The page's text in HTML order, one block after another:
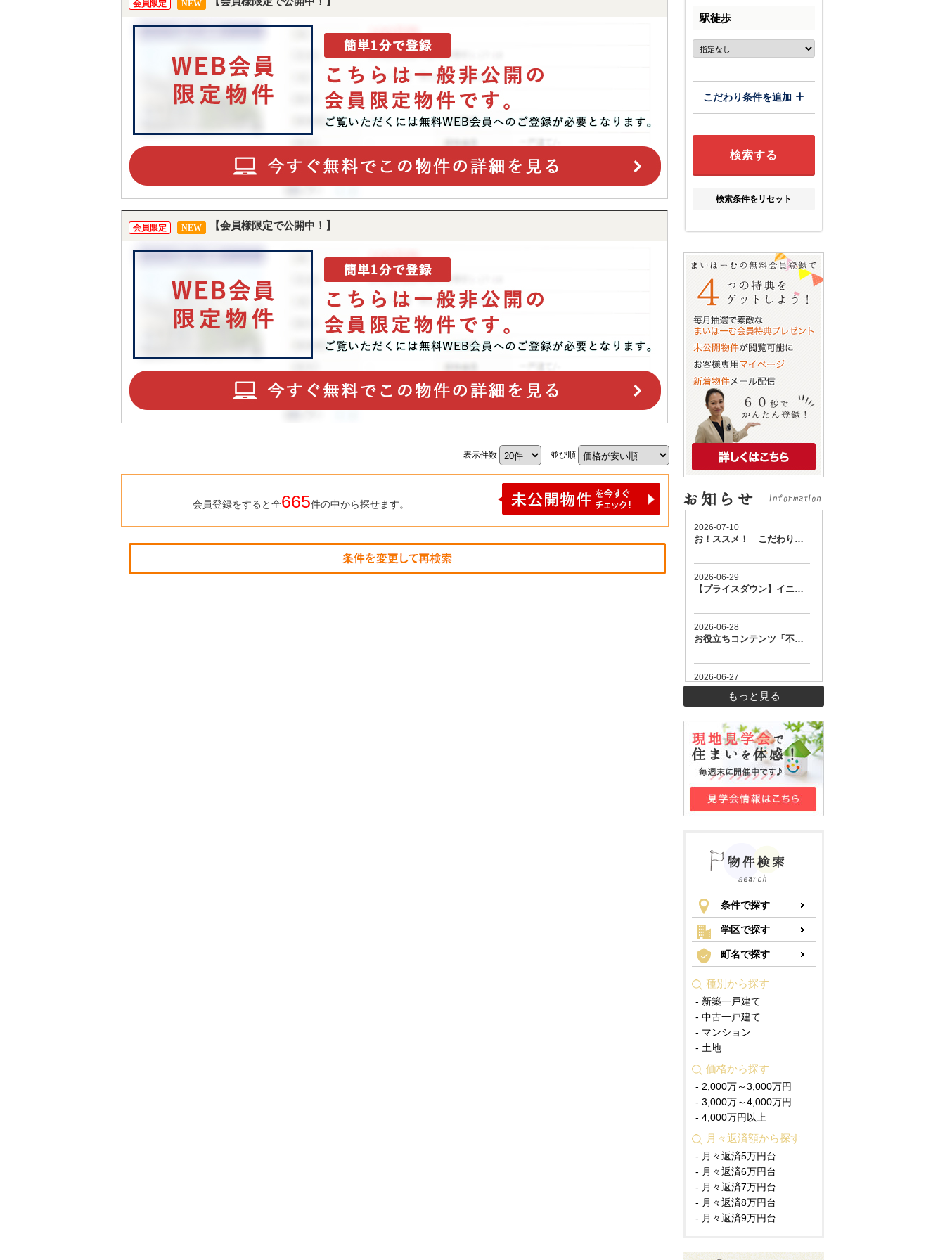
会員限定 NEW
会員限定 NEW 【会員様限定で公開中！】
表示件数 並び順
会員登録をすると全665件の中から探せます。
駅徒歩
こだわり条件を追加
検索条件をリセット
もっと見る
条件で探す
学区で探す
町名で探す
種別から探す
- 新築一戸建て
- 中古一戸建て
- マンション
- 土地
価格から探す
- 2,000万～3,000万円
- 3,000万～4,000万円
- 4,000万円以上
月々返済額から探す
- 月々返済5万円台
- 月々返済6万円台
- 月々返済7万円台
- 月々返済8万円台
- 月々返済9万円台